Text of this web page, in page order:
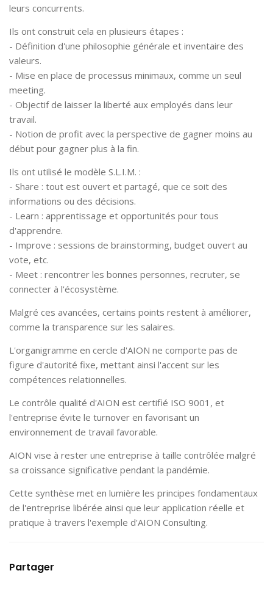
leurs concurrents.
Ils ont construit cela en plusieurs étapes :
- Définition d'une philosophie générale et inventaire des
valeurs.
- Mise en place de processus minimaux, comme un seul
meeting.
- Objectif de laisser la liberté aux employés dans leur
travail.
- Notion de profit avec la perspective de gagner moins au
début pour gagner plus à la fin.
Ils ont utilisé le modèle S.L.I.M. :
- Share : tout est ouvert et partagé, que ce soit des
informations ou des décisions.
- Learn : apprentissage et opportunités pour tous
d'apprendre.
- Improve : sessions de brainstorming, budget ouvert au
vote, etc.
- Meet : rencontrer les bonnes personnes, recruter, se
connecter à l'écosystème.
Malgré ces avancées, certains points restent à améliorer,
comme la transparence sur les salaires.
L'organigramme en cercle d'AION ne comporte pas de
figure d'autorité fixe, mettant ainsi l'accent sur les
compétences relationnelles.
Le contrôle qualité d'AION est certifié ISO 9001, et
l'entreprise évite le turnover en favorisant un
environnement de travail favorable.
AION vise à rester une entreprise à taille contrôlée malgré
sa croissance significative pendant la pandémie.
Cette synthèse met en lumière les principes fondamentaux
de l'entreprise libérée ainsi que leur application réelle et
pratique à travers l'exemple d'AION Consulting.
Partager